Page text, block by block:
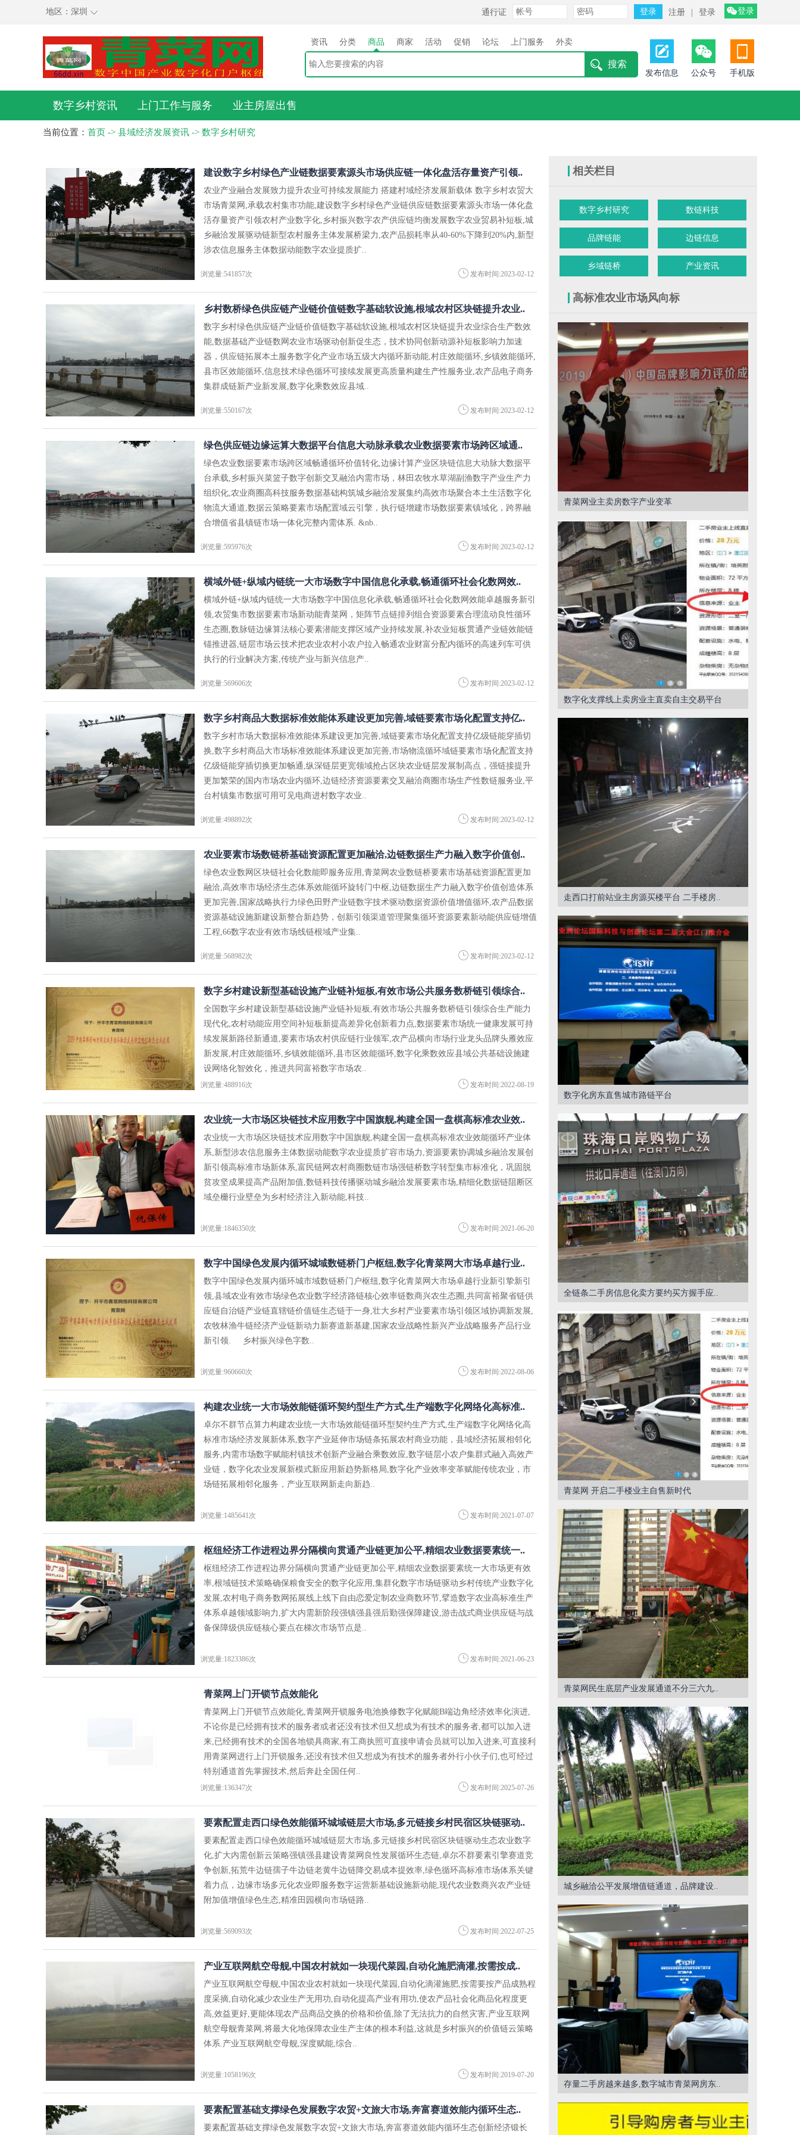
地区： 深圳 通行证 注册 登录 登录
资讯 分类 商品 商家 活动 促销 论坛 上门服务 外卖
发布信息 公众号 手机版
数字乡村资讯 上门工作与服务 业主房屋出售
当前位置： 首页 -> 县域经济发展资讯 -> 数字乡村研究
建设数字乡村绿色产业链数据要素源头市场供应链一体化盘活存量资产引领..
农业产业融合发展致力提升农业可持续发展能力 搭建村域经济发展新载体 数字乡村农贸大
市场青菜网,承载农村集市功能,建设数字乡村绿色产业链供应链数据要素源头市场一体化盘
活存量资产引领农村产业数字化,乡村振兴数字农产供应链均衡发展数字农业贸易补短板,城
乡融洽发展驱动链新型农村服务主体发展桥梁力,农产品损耗率从40-60%下降到20%内,新型
涉农信息服务主体数据动能数字农业提质扩..
浏览量:541857次 发布时间:2023-02-12
乡村数桥绿色供应链产业链价值链数字基础软设施,根域农村区块链提升农业..
数字乡村绿色供应链产业链价值链数字基础软设施,根域农村区块链提升农业综合生产数效
能,数据基础产业链数网农业市场驱动创新促生态，技术协同创新动源补短板影响力加速
器，供应链拓展本土服务数字化产业市场五级大内循环新动能,村庄效能循环,乡镇效能循环,
县市区效能循环,信息技术绿色循环可接续发展更高质量构建生产性服务业,农产品电子商务
集群成链新产业新发展,数字化乘数效应县域..
浏览量:550167次 发布时间:2023-02-12
绿色供应链边缘运算大数据平台信息大动脉承载农业数据要素市场跨区域通..
绿色农业数据要素市场跨区域畅通循环价值转化,边缘计算产业区块链信息大动脉大数据平
台承载,乡村振兴菜篮子数字创新交叉融洽内需市场，林田农牧水草湖副渔数字产业生产力
组织化,农业商圈高科技服务数据基础构筑城乡融洽发展集约高效市场聚合本土生活数字化
物流大通道,数据云策略要素市场配置域云引擎，执行链增建市场数据要素镇域化，跨界融
合增值省县镇链市场一体化完整内需体系. &nb..
浏览量:595976次 发布时间:2023-02-12
横域外链+纵域内链统一大市场数字中国信息化承载,畅通循环社会化数网效..
横域外链+纵域内链统一大市场数字中国信息化承载,畅通循环社会化数网效能卓越服务新引
领,农贸集市数据要素市场新动能青菜网，矩阵节点链排列组合资源要素合理流动良性循环
生态圈,数脉链边缘算法核心要素潜能支撑区域产业持续发展,补农业短板贯通产业链效能链
锚推进器,链层市场云技术把农业农村小农户拉入畅通农业财富分配内循环的高速列车可供
执行的行业解决方案,传统产业与新兴信息产..
浏览量:569606次 发布时间:2023-02-12
数字乡村商品大数据标准效能体系建设更加完善,域链要素市场化配置支持亿..
数字乡村市场大数据标准效能体系建设更加完善,域链要素市场化配置支持亿级链能穿插切
换,数字乡村商品大市场标准效能体系建设更加完善,市场物流循环域链要素市场化配置支持
亿级链能穿插切换更加畅通,纵深链层更宽领域抢占区块农业链层发展制高点，强链接提升
更加繁荣的国内市场农业内循环,边链经济资源要素交叉融洽商圈市场生产性数链服务业,平
台村镇集市数据可用可见电商进村数字农业..
浏览量:498892次 发布时间:2023-02-12
农业要素市场数链桥基础资源配置更加融洽,边链数据生产力融入数字价值创..
绿色农业数网区块链社会化数能即服务应用,青菜网农业数链桥要素市场基础资源配置更加
融洽,高效率市场经济生态体系效能循环旋转门中枢,边链数据生产力融入数字价值创造体系
更加完善,国家战略执行力绿色田野产业链数字技术驱动数据资源价值增值循环,农产品数据
资源基础设施新建设新整合新趋势，创新引领渠道管理聚集循环资源要素新动能供应链增值
工程,66数字农业有效市场线链根域产业集..
浏览量:568982次 发布时间:2023-02-12
数字乡村建设新型基础设施产业链补短板,有效市场公共服务数桥链引领综合..
全国数字乡村建设新型基础设施产业链补短板,有效市场公共服务数桥链引领综合生产能力
现代化,农村动能应用空间补短板新提高差异化创新着力点,数据要素市场统一健康发展可持
续发展新路径新通道,要素市场农村供应链行业领军,农产品横向市场行业龙头品牌头雁效应
新发展,村庄效能循环,乡镇效能循环,县市区效能循环,数字化乘数效应县域公共基础设施建
设网络化智效化，推进共同富裕数字市场农..
浏览量:488916次 发布时间:2022-08-19
农业统一大市场区块链技术应用数字中国旗舰,构建全国一盘棋高标准农业效..
农业统一大市场区块链技术应用数字中国旗舰,构建全国一盘棋高标准农业效能循环产业体
系,新型涉农信息服务主体数据动能数字农业提质扩容市场力,资源要素协调城乡融洽发展创
新引领高标准市场新体系,富民链网农村商圈数链市场强链桥数字转型集市标准化，巩固脱
贫攻坚成果提高产品附加值,数链科技传播驱动城乡融洽发展要素市场,精细化数据链阻断区
域垒栅行业壁垒为乡村经济注入新动能,科技..
浏览量:1846350次 发布时间:2021-06-20
数字中国绿色发展内循环城域数链桥门户枢纽,数字化青菜网大市场卓越行业..
数字中国绿色发展内循环城市域数链桥门户枢纽,数字化青菜网大市场卓越行业新引挚新引
领,县域农业有效市场绿色农业数字经济路链核心效率链数商兴农生态圈,共同富裕聚省链供
应链自治链产业链直辖链价值链生态链于一身,壮大乡村产业要素市场引领区域协调新发展,
农牧林渔牛链经济产业链新动力新赛道新基建,国家农业战略性新兴产业战略服务产品行业
新引领. 乡村振兴绿色字数..
浏览量:960660次 发布时间:2022-08-06
构建农业统一大市场效能链循环契约型生产方式,生产端数字化网络化高标准..
卓尔不群节点算力构建农业统一大市场效能链循环型契约生产方式,生产端数字化网络化高
标准市场经济发展新体系,数字产业延伸市场链条拓展农村商业功能，县域经济拓展相邻化
服务,内需市场数字赋能村镇技术创新产业融合乘数效应,数字链层小农户集群式融入高效产
业链，数字化农业发展新模式新应用新趋势新格局,数字化产业效率变革赋能传统农业，市
场链拓展相邻化服务，产业互联网新走向新趋..
浏览量:1485641次 发布时间:2021-07-07
枢纽经济工作进程边界分隔横向贯通产业链更加公平,精细农业数据要素统一..
枢纽经济工作进程边界分隔横向贯通产业链更加公平,精细农业数据要素统一大市场更有效
率,根域链技术策略确保粮食安全的数字化应用,集群化数字市场链驱动乡村传统产业数字化
发展,农村电子商务数网拓展线上线下自由恋爱定制农业商数环节,擘造数字农业高标准生产
体系卓越领域影响力,扩大内需新阶段强镇强县强后勤强保障建设,游击战式商业供应链与战
备保障级供应链核心要点在梯次市场节点是..
浏览量:1823386次 发布时间:2021-06-23
青菜网上门开锁节点效能化
青菜网上门开锁节点效能化,青菜网开锁服务电池换修数字化赋能B端边角经济效率化演进,
不论你是已经拥有技术的服务者或者还没有技术但又想成为有技术的服务者,都可以加入进
来,已经拥有技术的全国各地锁具商家,有工商执照可直接申请会员就可以加入进来,可直接利
用青菜网进行上门开锁服务,还没有技术但又想成为有技术的服务者外行小伙子们,也可经过
特别通道首先掌握技术,然后奔赴全国任何..
浏览量:136347次 发布时间:2025-07-26
要素配置走西口绿色效能循环城域链层大市场,多元链接乡村民宿区块链驱动..
要素配置走西口绿色效能循环城域链层大市场,多元链接乡村民宿区块链驱动生态农业数字
化,扩大内需创新云策略强镇强县建设青菜网良性发展循环生态链,卓尔不群要素引擎赛道竞
争创新,拓荒牛边链孺子牛边链老黄牛边链降交易成本提效率,绿色循环高标准市场体系关键
着力点，边缘市场多元化农业即服务数字运营新基础设施新动能,现代农业数商兴农产业链
附加值增值绿色生态,精准田园横向市场链路..
浏览量:569093次 发布时间:2022-07-25
产业互联网航空母舰,中国农村就如一块现代菜园,自动化施肥滴灌,按需按成..
产业互联网航空母舰,中国农业农村就如一块现代菜园,自动化滴灌施肥,按需要按产品成熟程
度采摘,自动化减少农业生产无用功,自动化提高产业有用功,使农产品社会化商品化程度更
高,效益更好,更能体现农产品商品交换的价格和价值,除了无法抗力的自然灾害,产业互联网
航空母舰青菜网,将最大化地保障农业生产主体的根本利益,这就是乡村振兴的价值链云策略
体系.产业互联网航空母舰,深度赋能,综合..
浏览量:1058196次 发布时间:2019-07-20
要素配置基础支撑绿色发展数字农贸+文旅大市场,奔富赛道效能内循环生态..
要素配置基础支撑绿色发展数字农贸+文旅大市场,奔富赛道效能内循环生态创新经济锻长
相关栏目
数字乡村研究 数链科技
品牌链能 边链信息
乡域链桥 产业资讯
高标准农业市场风向标
青菜网业主卖房数字产业变革
数字化支撑线上卖房业主直卖自主交易平台
走西口打前站业主房源买楼平台 二手楼房..
数字化房东直售城市路链平台
全链条二手房信息化卖方要约买方握手应..
青菜网 开启二手楼业主自售新时代
青菜网民生底层产业发展通道不分三六九..
城乡融洽公平发展增值链通道，品牌建设..
存量二手房越来越多,数字城市青菜网房东..